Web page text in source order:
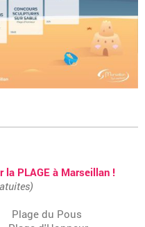
PLAGE à Marseillan !
du Pous